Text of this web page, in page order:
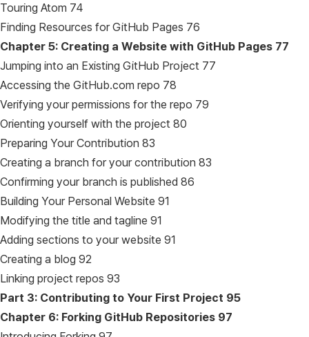
Touring Atom 74
Finding Resources for GitHub Pages 76
Chapter 5: Creating a Website with GitHub Pages 77
Jumping into an Existing GitHub Project 77
Accessing the GitHub.com repo 78
Verifying your permissions for the repo 79
Orienting yourself with the project 80
Preparing Your Contribution 83
Creating a branch for your contribution 83
Confirming your branch is published 86
Building Your Personal Website 91
Modifying the title and tagline 91
Adding sections to your website 91
Creating a blog 92
Linking project repos 93
Part 3: Contributing to Your First Project 95
Chapter 6: Forking GitHub Repositories 97